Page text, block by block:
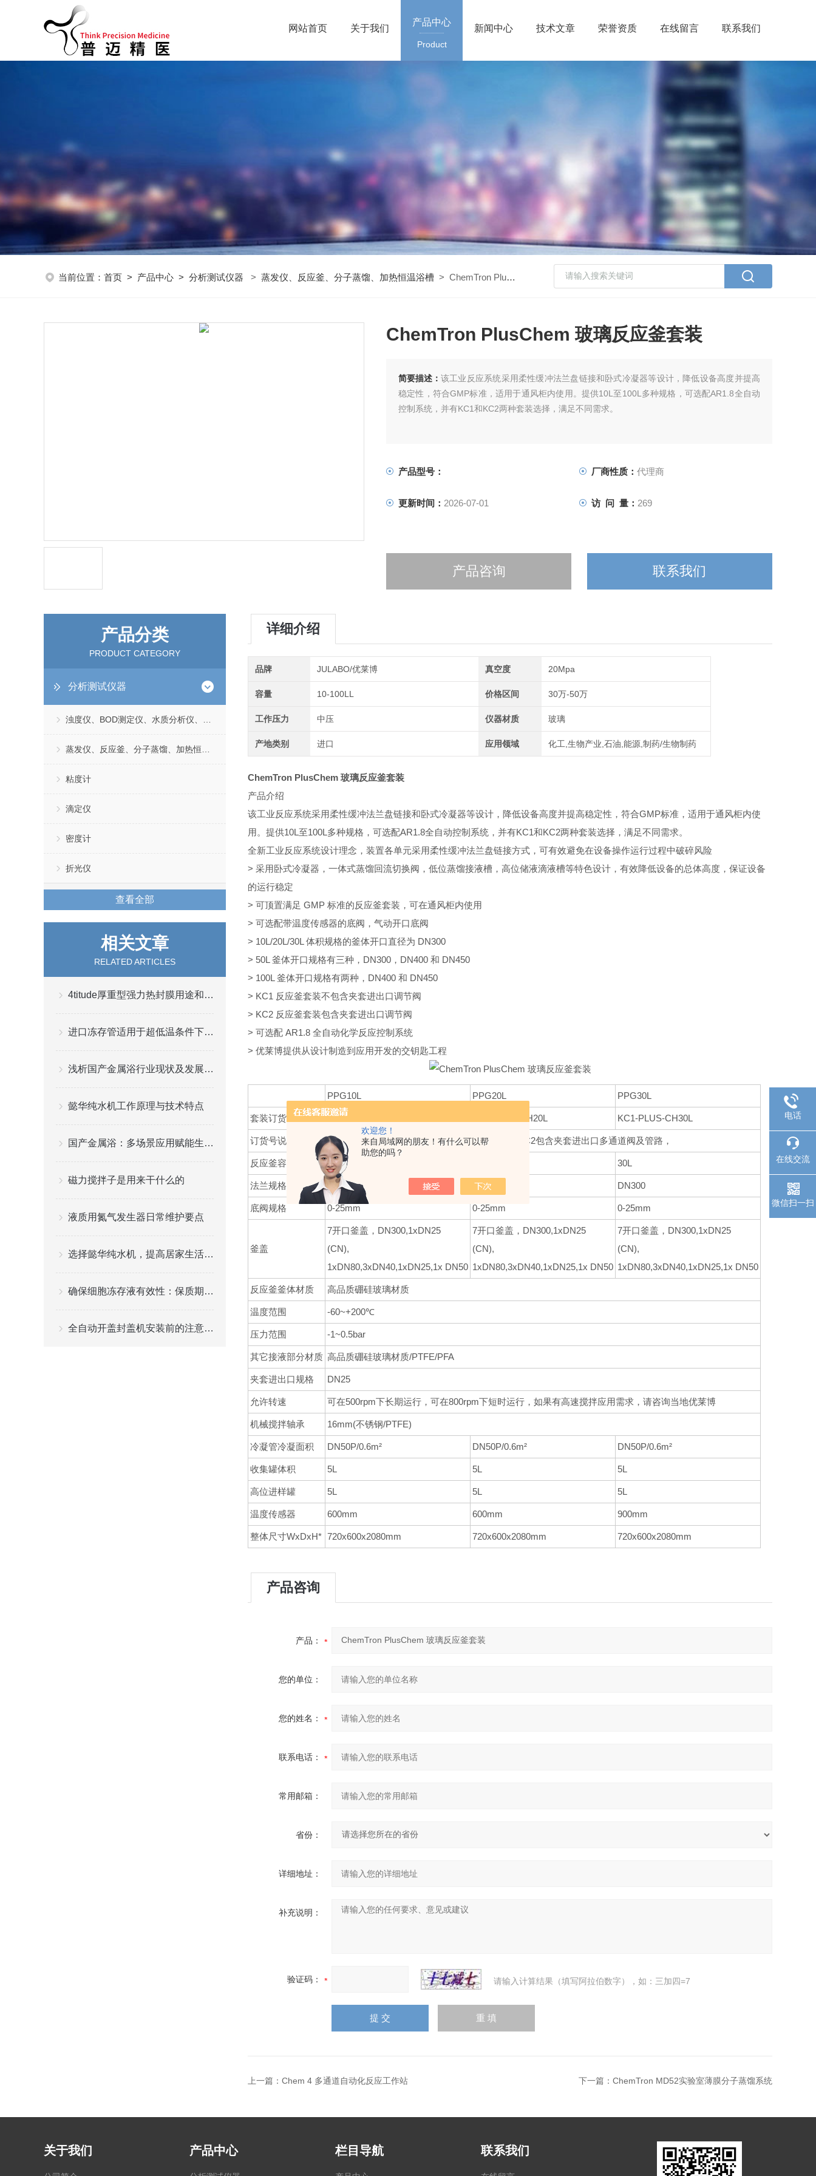
欢迎您！
来自局域网的朋友！有什么可以帮
助您的吗？
网站首页 关于我们
产品中心
Product
新闻中心 技术文章 荣誉资质 在线留言 联系我们
当前位置： 首页 > 产品中心 > 分析测试仪器 > 蒸发仪、反应釜、分子蒸馏、加热恒温浴槽 > ChemTron PlusChem 玻璃反应釜套装
ChemTron PlusChem 玻璃反应釜套装
简要描述： 该工业反应系统采用柔性缓冲法兰盘链接和卧式冷凝器等设计，降低设备高度并提高
稳定性，符合GMP标准，适用于通风柜内使用。提供10L至100L多种规格，可选配AR1.8全自动
控制系统，并有KC1和KC2两种套装选择，满足不同需求。
产品型号： 厂商性质： 代理商
更新时间： 2026-07-01 访 问 量： 269
产品咨询 联系我们
产品分类
PRODUCT CATEGORY
分析测试仪器
粘度计
滴定仪
密度计
折光仪
查看全部
相关文章
RELATED ARTICLES
4titude厚重型强力热封膜用途和特征介绍
进口冻存管适用于超低温条件下存储样本
浅析国产金属浴行业现状及发展趋势
懿华纯水机工作原理与技术特点
国产金属浴：多场景应用赋能生命科学实验
磁力搅拌子是用来干什么的
液质用氮气发生器日常维护要点
选择懿华纯水机，提高居家生活品质
确保细胞冻存液有效性：保质期与存储要求
全自动开盖封盖机安装前的注意事项与技巧
详细介绍
品牌 JULABO/优莱博 真空度 20Mpa
容量 10-100LL 价格区间 30万-50万
工作压力 中压 仪器材质 玻璃
产地类别 进口 应用领域 化工,生物产业,石油,能源,制药/生物制药
ChemTron PlusChem 玻璃反应釜套装
产品介绍
该工业反应系统采用柔性缓冲法兰盘链接和卧式冷凝器等设计，降低设备高度并提高稳定性，符合GMP标准，适用于通风柜内使
用。提供10L至100L多种规格，可选配AR1.8全自动控制系统，并有KC1和KC2两种套装选择，满足不同需求。
全新工业反应系统设计理念，装置各单元采用柔性缓冲法兰盘链接方式，可有效避免在设备操作运行过程中破碎风险
> 采用卧式冷凝器，一体式蒸馏回流切换阀，低位蒸馏接液槽，高位储液滴液槽等特色设计，有效降低设备的总体高度，保证设备
的运行稳定
> 可顶置满足 GMP 标准的反应釜套装，可在通风柜内使用
> 可选配带温度传感器的底阀，气动开口底阀
> 10L/20L/30L 体积规格的釜体开口直径为 DN300
> 50L 釜体开口规格有三种，DN300，DN400 和 DN450
> 100L 釜体开口规格有两种，DN400 和 DN450
> KC1 反应釜套装不包含夹套进出口调节阀
> KC2 反应釜套装包含夹套进出口调节阀
> 可选配 AR1.8 全自动化学反应控制系统
> 优莱博提供从设计制造到应用开发的交钥匙工程
PPG10L PPG20L PPG30L
套装订货号 KC1-PLUS-CH10L KC1-PLUS-CH20L KC1-PLUS-CH30L
订货号说明 举例：KC1不包含夹套进出口多通道阀及管路，KC2包含夹套进出口多通道阀及管路，
反应釜容积 10L 30L
法兰规格 DN300 DN300 DN300
底阀规格 0-25mm 0-25mm 0-25mm
釜盖
7开口釜盖，DN300,1xDN25
(CN),
1xDN80,3xDN40,1xDN25,1x DN50
7开口釜盖，DN300,1xDN25
(CN),
1xDN80,3xDN40,1xDN25,1x DN50
7开口釜盖，DN300,1xDN25
(CN),
1xDN80,3xDN40,1xDN25,1x DN50
反应釜釜体材质 高品质硼硅玻璃材质
温度范围 -60~+200℃
压力范围 -1~0.5bar
其它接液部分材质 高品质硼硅玻璃材质/PTFE/PFA
夹套进出口规格 DN25
允许转速 可在500rpm下长期运行，可在800rpm下短时运行，如果有高速搅拌应用需求，请咨询当地优莱博
机械搅拌轴承 16mm(不锈钢/PTFE)
冷凝管冷凝面积 DN50P/0.6m² DN50P/0.6m² DN50P/0.6m²
收集罐体积 5L 5L 5L
高位进样罐 5L 5L 5L
温度传感器 600mm 600mm 900mm
整体尺寸WxDxH* 720x600x2080mm 720x600x2080mm 720x600x2080mm
产品咨询
产品：
您的单位：
您的姓名：
联系电话：
常用邮箱：
省份：
详细地址：
补充说明：
验证码： 请输入计算结果（填写阿拉伯数字），如：三加四=7
上一篇： Chem 4 多通道自动化反应工作站 下一篇： ChemTron MD52实验室薄膜分子蒸馏系统
关于我们 产品中心 栏目导航 联系我们
电话
在线交流
微信扫一扫